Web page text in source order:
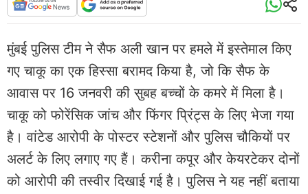
मुंबई पुलिस टीम ने सैफ अली खान पर हमले में इस्तेमाल किए
गए चाकू का एक हिस्सा बरामद किया है, जो कि सैफ के
आवास पर 16 जनवरी की सुबह बच्चों के कमरे में मिला है।
चाकू को फोरेंसिक जांच और फिंगर प्रिंट्स के लिए भेजा गया
है। वांटेड आरोपी के पोस्टर स्टेशनों और पुलिस चौकियों पर
अलर्ट के लिए लगाए गए हैं। करीना कपूर और केयरटेकर दोनों
को आरोपी की तस्वीर दिखाई गई है। पुलिस ने यह नहीं बताया